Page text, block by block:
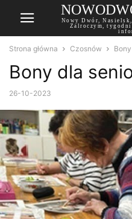
Nowy Dwór,
Zalroczym,
Strona główna Czosnów
Bony dla
26-10-2023